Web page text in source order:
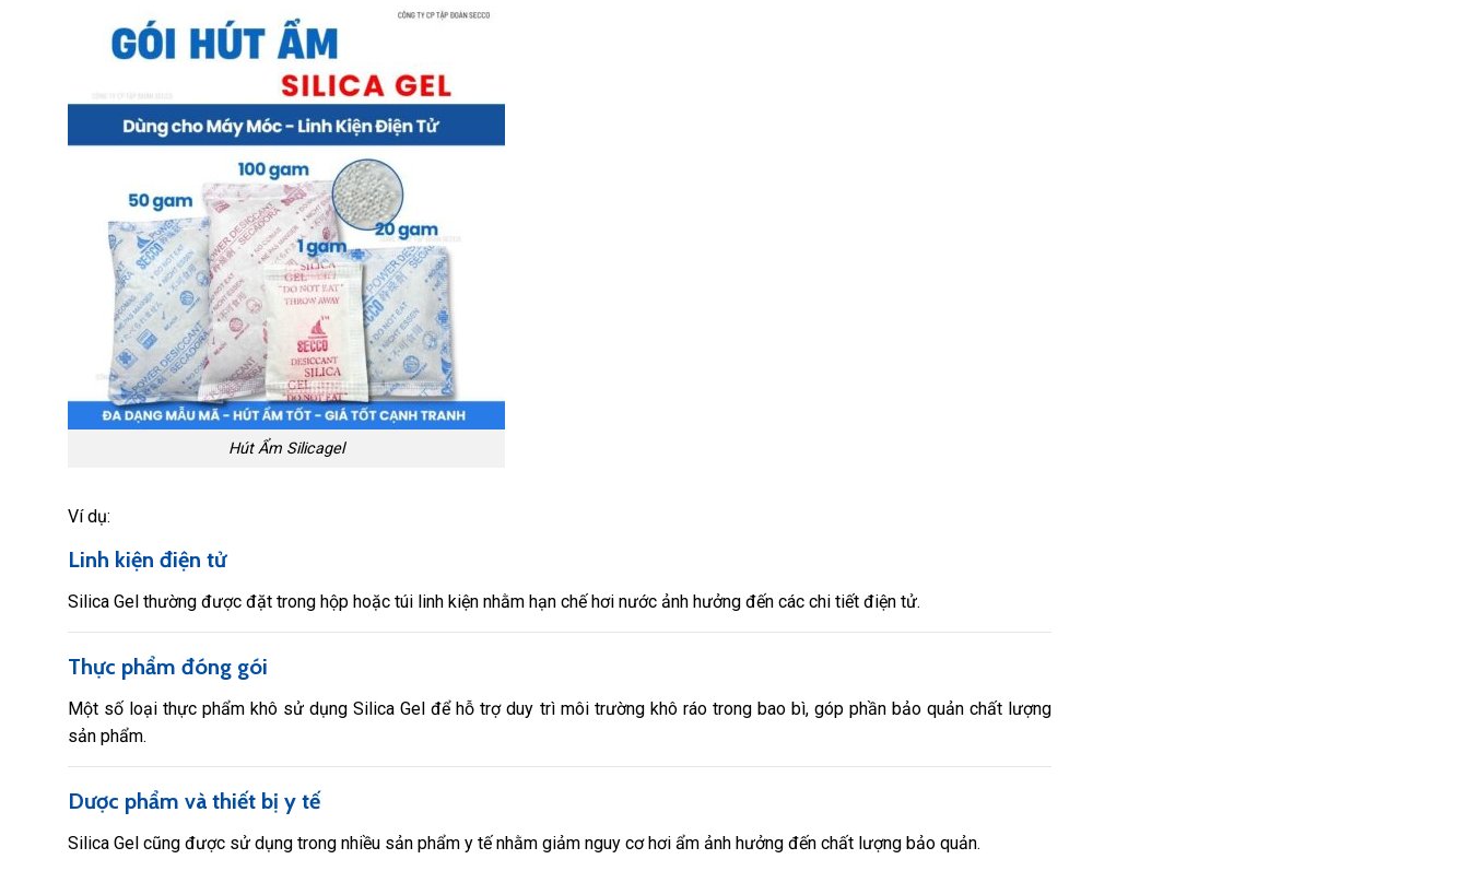
Hút Ẩm Silicagel
Ví dụ:
Linh kiện điện tử
Silica Gel thường được đặt trong hộp hoặc túi linh kiện nhằm hạn chế hơi nước ảnh hưởng đến các chi tiết điện tử.
Thực phẩm đóng gói
Một số loại thực phẩm khô sử dụng Silica Gel để hỗ trợ duy trì môi trường khô ráo trong bao bì, góp phần bảo quản chất lượng
sản phẩm.
Dược phẩm và thiết bị y tế
Silica Gel cũng được sử dụng trong nhiều sản phẩm y tế nhằm giảm nguy cơ hơi ẩm ảnh hưởng đến chất lượng bảo quản.